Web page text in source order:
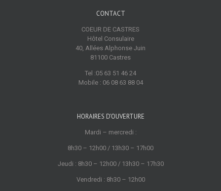
CONTACT
COEUR DE CASTRES
Hôtel Consulaire
40, Allées Alphonse Juin
81100 Castres
Tel :05 63 51 46 24
Mobile : 06 08 63 88 04
HORAIRES D’OUVERTURE
Mardi – mercredi :
8h30 – 12h00 / 13h30 – 17h00
Jeudi : 8h30 – 12h00 / 13h30 – 17h30
Vendredi : 8h30 – 12h00